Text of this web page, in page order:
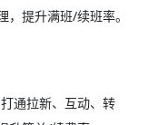
提升满班/续班率。
通拉新、互动、转